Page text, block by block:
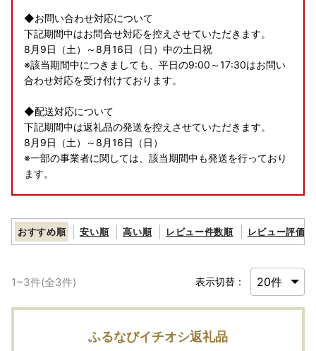
◆お問い合わせ対応について
下記期間中はお問合せ対応を控えさせていただきます。
8月9日（土）～8月16日（日）中の土日祝
※該当期間中につきましても、平日の9:00～17:30はお問い
合わせ対応を受け付けております。
◆配送対応について
下記期間中は返礼品の発送を控えさせていただきます。
8月9日（土）～8月16日（日）
※一部の事業者に関しては、該当期間中も発送を行っており
ます。
なお、寄附については期間中も受け付けております。
【寄附お申込みの注意事項】
・配達日指定は不可となっておりますので、ご理解の上お申
・天候・交通事情により配送が遅延する場合がございます。
おすすめ順 安い順 高い順 レビュー件数順 レビュー評価順
1~3件(全3件) 表示切替：
ふるなびイチオシ返礼品